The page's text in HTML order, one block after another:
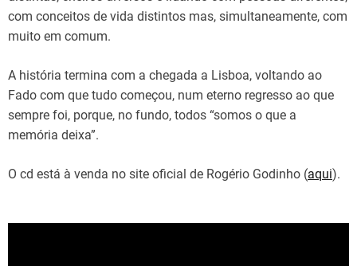
com conceitos de vida distintos mas, simultaneamente, com
muito em comum.
A história termina com a chegada a Lisboa, voltando ao
Fado com que tudo começou, num eterno regresso ao que
sempre foi, porque, no fundo, todos “somos o que a
memória deixa”.
O cd está à venda no site oficial de Rogério Godinho (aqui).